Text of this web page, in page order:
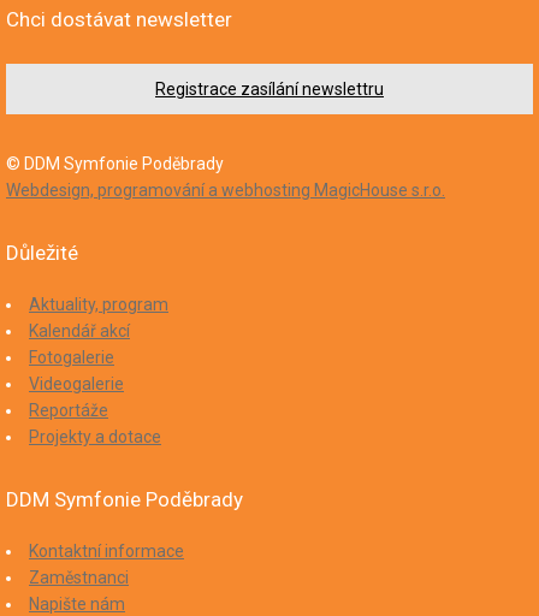
Chci dostávat newsletter
Registrace zasílání newslettru
© DDM Symfonie Poděbrady
Webdesign, programování a webhosting MagicHouse s.r.o.
Důležité
Aktuality, program
Kalendář akcí
Fotogalerie
Videogalerie
Reportáže
Projekty a dotace
DDM Symfonie Poděbrady
Kontaktní informace
Zaměstnanci
Napište nám